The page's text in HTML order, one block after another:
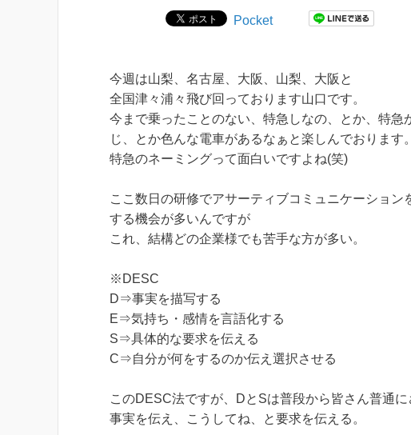
Pocket
今週は山梨、名古屋、大阪、山梨、大阪と
全国津々浦々飛び回っております山口です。
今まで乗ったことのない、特急しなの、とか、特急
じ、とか色んな電車があるなぁと楽しんでおります。
特急のネーミングって面白いですよね(笑)
ここ数日の研修でアサーティブコミュニケーション
する機会が多いんですが
これ、結構どの企業様でも苦手な方が多い。
※DESC
D⇒事実を描写する
E⇒気持ち・感情を言語化する
S⇒具体的な要求を伝える
C⇒自分が何をするのか伝え選択させる
このDESC法ですが、DとSは普段から皆さん普通に
事実を伝え、こうしてね、と要求を伝える。